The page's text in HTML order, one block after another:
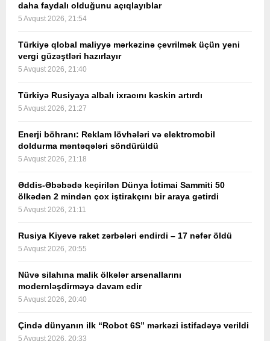
daha faydalı olduğunu açıqlayıblar
5 Avqust 2026, 21:54
Türkiyə qlobal maliyyə mərkəzinə çevrilmək üçün yeni
vergi güzəştləri hazırlayır
5 Avqust 2026, 21:40
Türkiyə Rusiyaya albalı ixracını kəskin artırdı
5 Avqust 2026, 21:27
Enerji böhranı: Reklam lövhələri və elektromobil
doldurma məntəqələri söndürüldü
5 Avqust 2026, 21:18
Əddis-Əbəbədə keçirilən Dünya İctimai Sammiti 50
ölkədən 2 mindən çox iştirakçını bir araya gətirdi
5 Avqust 2026, 21:11
Rusiya Kiyevə raket zərbələri endirdi – 17 nəfər öldü
5 Avqust 2026, 20:55
Nüvə silahına malik ölkələr arsenallarını
modernləşdirməyə davam edir
5 Avqust 2026, 20:40
Çində dünyanın ilk “Robot 6S” mərkəzi istifadəyə verildi
5 Avqust 2026, 20:33